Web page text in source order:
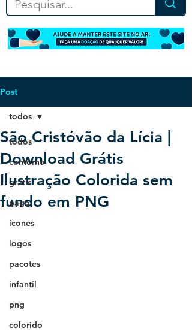
Post
todos
contorno
grátis
pago
ícones
logos
pacotes
infantil
png
colorido
todos
São Cristóvão da Lícia |
Download Grátis
Ilustração Colorida sem
fundo em PNG